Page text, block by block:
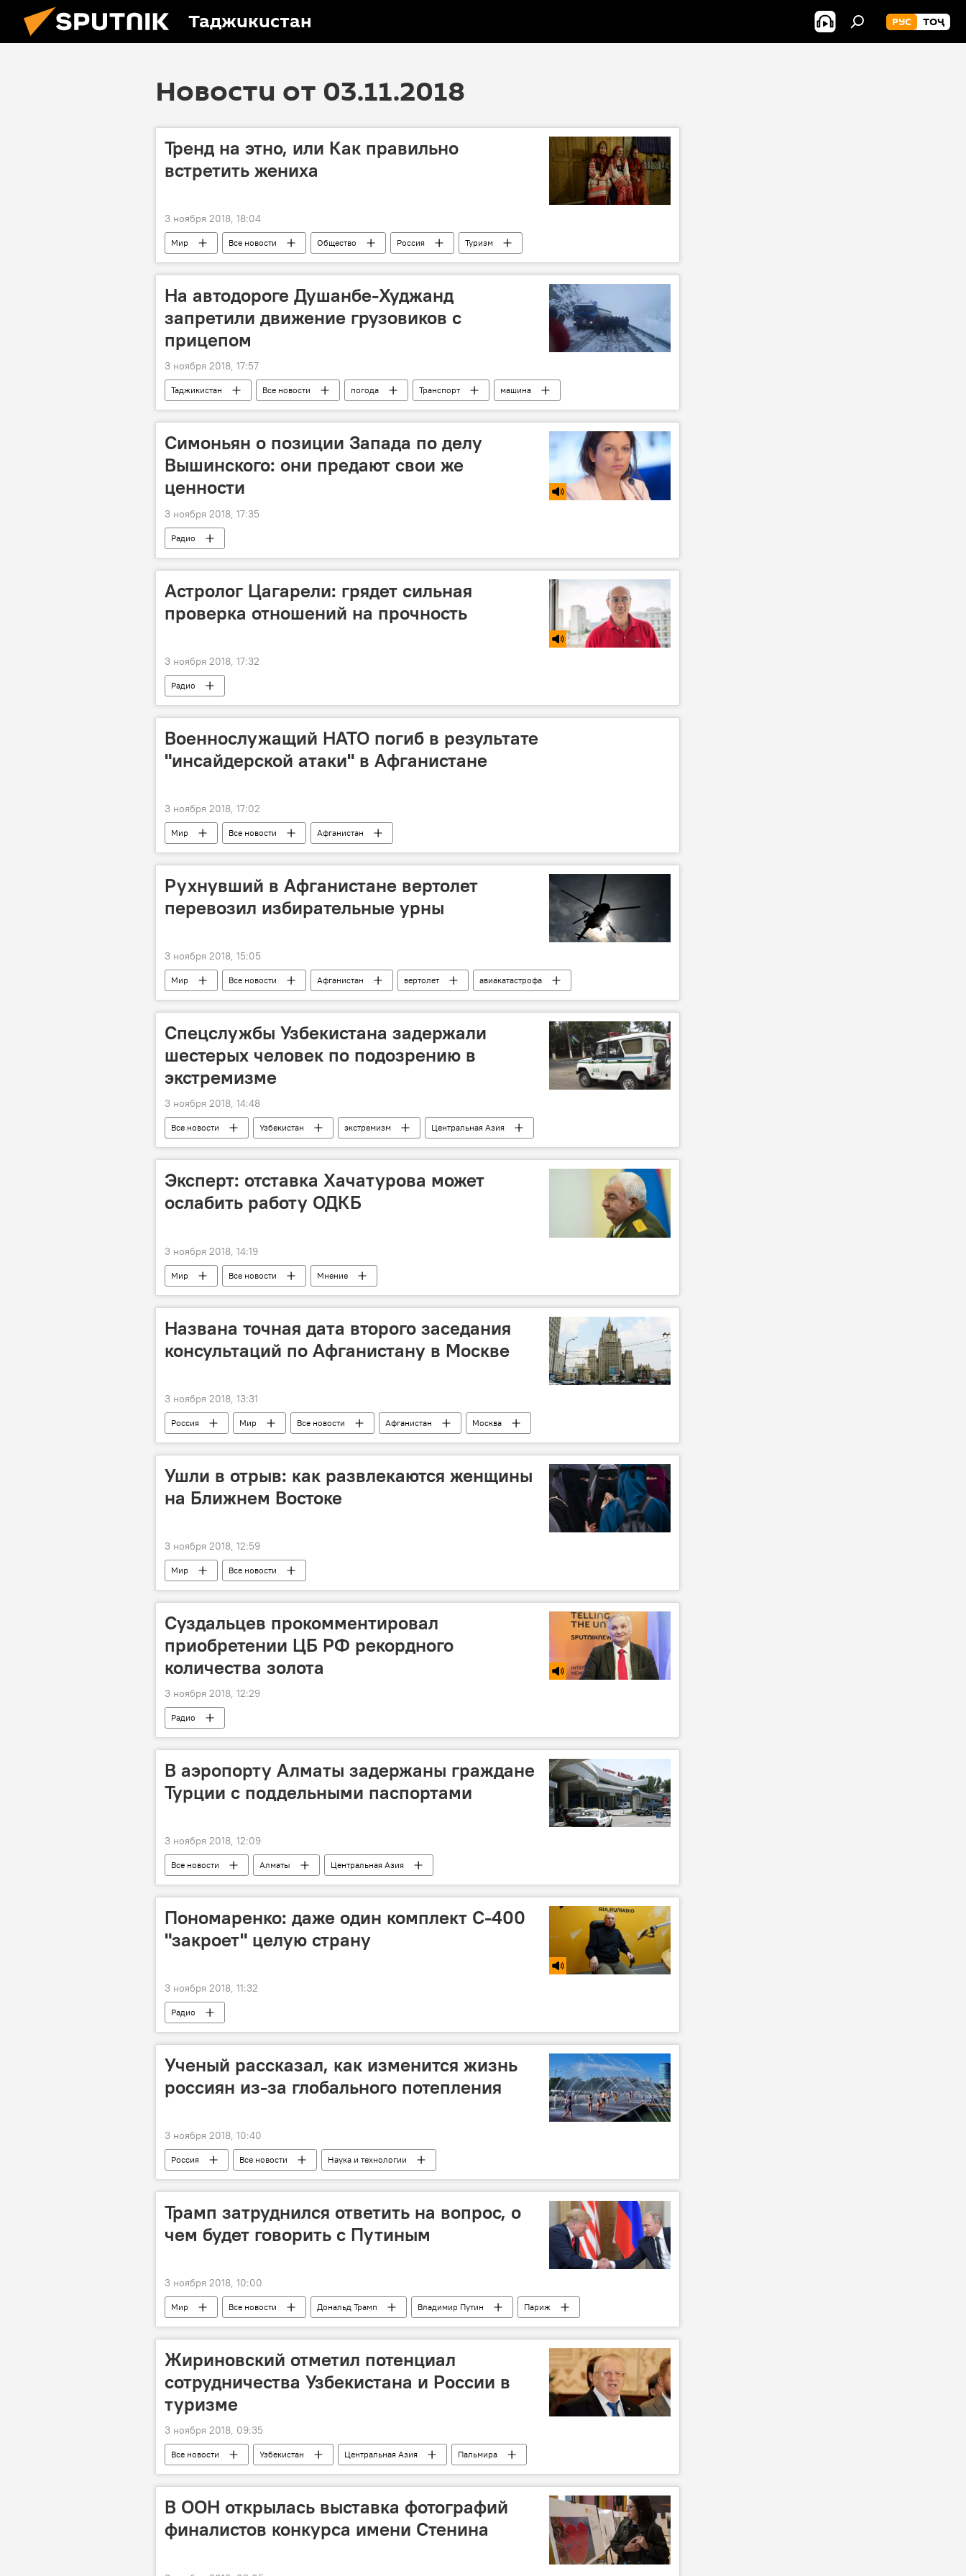
Таджикистан РУС ТОҶ
Новости от 03.11.2018
Тренд на этно, или Как правильно
встретить жениха
3 ноября 2018, 18:04
Мир Все новости Общество Россия Туризм
На автодороге Душанбе-Худжанд
запретили движение грузовиков с
прицепом
3 ноября 2018, 17:57
Таджикистан Все новости погода Транспорт машина
Симоньян о позиции Запада по делу
Вышинского: они предают свои же
ценности
3 ноября 2018, 17:35
Радио
Астролог Цагарели: грядет сильная
проверка отношений на прочность
3 ноября 2018, 17:32
Радио
Военнослужащий НАТО погиб в результате
"инсайдерской атаки" в Афганистане
3 ноября 2018, 17:02
Мир Все новости Афганистан
Рухнувший в Афганистане вертолет
перевозил избирательные урны
3 ноября 2018, 15:05
Мир Все новости Афганистан вертолет авиакатастрофа
Спецслужбы Узбекистана задержали
шестерых человек по подозрению в
экстремизме
3 ноября 2018, 14:48
Все новости Узбекистан экстремизм
Центральная Азия
Происшествия, ЧП, криминал
Эксперт: отставка Хачатурова может
ослабить работу ОДКБ
3 ноября 2018, 14:19
Мир Все новости Мнение
Названа точная дата второго заседания
консультаций по Афганистану в Москве
3 ноября 2018, 13:31
Россия Мир Все новости Афганистан Москва
Ушли в отрыв: как развлекаются женщины
на Ближнем Востоке
3 ноября 2018, 12:59
Мир Все новости
Суздальцев прокомментировал
приобретении ЦБ РФ рекордного
количества золота
3 ноября 2018, 12:29
Радио
В аэропорту Алматы задержаны граждане
Турции с поддельными паспортами
3 ноября 2018, 12:09
Все новости Алматы Центральная Азия
Пономаренко: даже один комплект С-400
"закроет" целую страну
3 ноября 2018, 11:32
Радио
Ученый рассказал, как изменится жизнь
россиян из-за глобального потепления
3 ноября 2018, 10:40
Россия Все новости Наука и технологии
Трамп затруднился ответить на вопрос, о
чем будет говорить с Путиным
3 ноября 2018, 10:00
Мир Все новости Дональд Трамп Владимир Путин
Париж
переговоры
Жириновский отметил потенциал
сотрудничества Узбекистана и России в
туризме
3 ноября 2018, 09:35
Все новости Узбекистан Центральная Азия Пальмира
В ООН открылась выставка фотографий
финалистов конкурса имени Стенина